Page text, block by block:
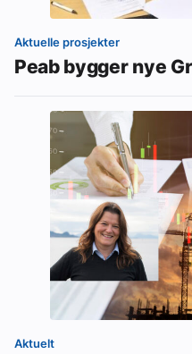
Aktuelle prosjekter
Peab bygger nye
Aktuelt